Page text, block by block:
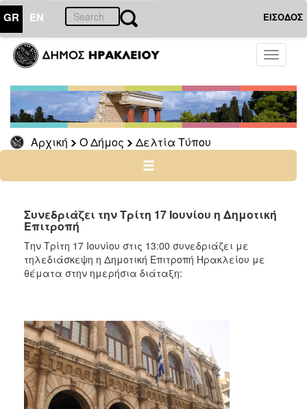
GR EN ΕΙΣΟΔΟΣ
Toggle
Αρχική Ο Δήμος Δελτία Τύπου
ΔΗΜΟΣ
Δελτία
Τύπου
Αρχείο
ΠΟΛΙΤΙΣΜΟΣ
ΑΝΘΕΚΤΙΚΗ
Συνεδριάζει την Τρίτη 17 Ιουνίου η Δημοτική
Επιτροπή
Την Τρίτη 17 Ιουνίου στις 13:00 συνεδριάζει με
τηλεδιάσκεψη η Δημοτική Επιτροπή Ηρακλείου με
θέματα στην ημερήσια διάταξη: